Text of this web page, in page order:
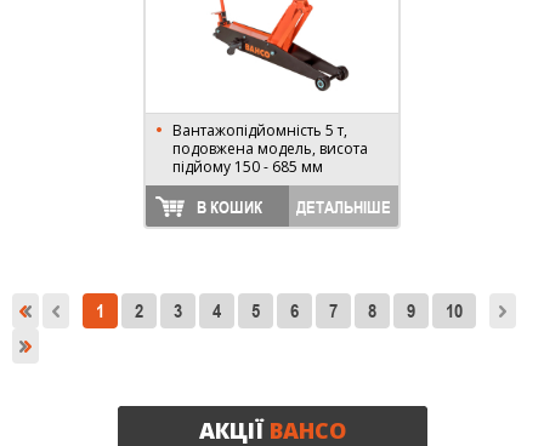
Вантажопідйомність 5 т,
подовжена модель, висота
підйому 150 - 685 мм
В КОШИК ДЕТАЛЬНІШЕ
1 2 3 4 5 6 7 8 9 10
АКЦІЇBAHCO